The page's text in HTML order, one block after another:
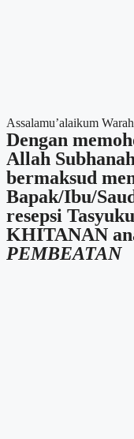
Assalamu’alaikum
Dengan
Allah
bermaksud
Bapak/Ibu/
resepsi
KHITANAN
PEMBEATAN